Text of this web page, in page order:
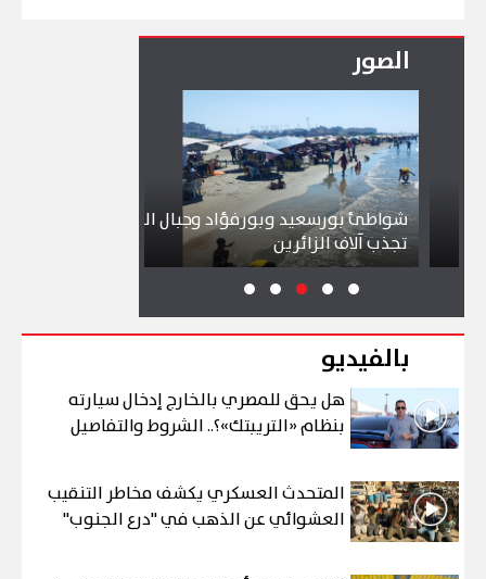
الصور
شواطئ بورسعيد وبورفؤاد وجبال الملح
تجذب آلاف الزائرين
بالفيديو
هل يحق للمصري بالخارج إدخال سيارته
بنظام «التريبتك»؟.. الشروط والتفاصيل
المتحدث العسكري يكشف مخاطر التنقيب
العشوائي عن الذهب في "درع الجنوب"